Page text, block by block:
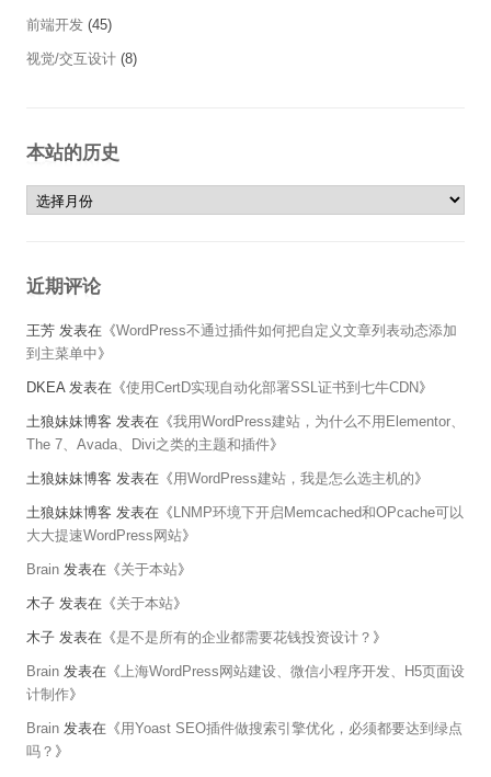
前端开发 (45)
视觉/交互设计 (8)
本站的历史
本站的历史
近期评论
王芳 发表在《WordPress不通过插件如何把自定义文章列表动态添加
到主菜单中》
DKEA 发表在《使用CertD实现自动化部署SSL证书到七牛CDN》
土狼妹妹博客 发表在《我用WordPress建站，为什么不用Elementor、
The 7、Avada、Divi之类的主题和插件》
土狼妹妹博客 发表在《用WordPress建站，我是怎么选主机的》
土狼妹妹博客 发表在《LNMP环境下开启Memcached和OPcache可以
大大提速WordPress网站》
Brain 发表在《关于本站》
木子 发表在《关于本站》
木子 发表在《是不是所有的企业都需要花钱投资设计？ 》
Brain 发表在《 上海WordPress网站建设、微信小程序开发、H5页面设
计制作》
Brain 发表在《用Yoast SEO插件做搜索引擎优化，必须都要达到绿点
吗？ 》